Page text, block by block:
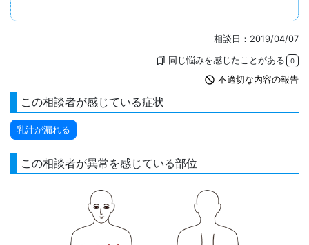
相談日：2019/04/07
bookmarks 同じ悩みを感じたことがある 0
not_interested 不適切な内容の報告
この相談者が感じている症状
乳汁が漏れる
この相談者が異常を感じている部位